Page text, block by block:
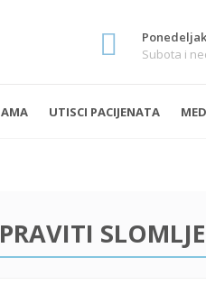
Subota i
UTISCI PACIJENATA